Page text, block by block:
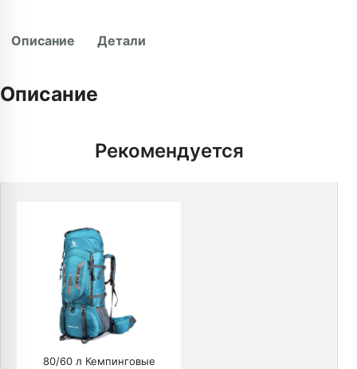
Описание Детали
Описание
Рекомендуется
80/60 л Кемпинговые